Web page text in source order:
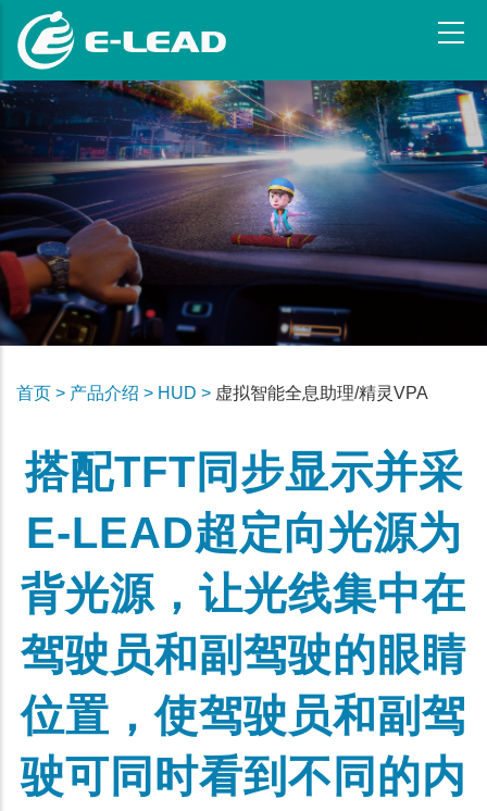
主
容
首页 > 产品介绍 > HUD > 虚拟智能全息助理/精灵VPA
搭配TFT同步显示并采
E-LEAD超定向光源为
背光源，让光线集中在
驾驶员和副驾驶的眼睛
位置，使驾驶员和副驾
驶可同时看到不同的内